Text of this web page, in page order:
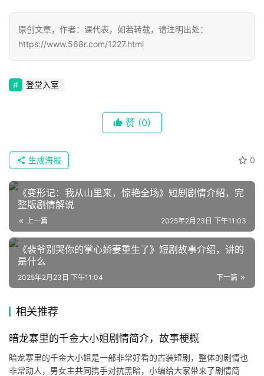
原创文章，作者：课代表，如若转载，请注明出处：
https://www.568r.com/1227.html
登堂入室
赞 (0)
0
生成海报
《变形记：我从山里来，惊艳全场》短剧剧情介绍，完
整版剧情解说
上一篇 2025年2月23日 下午11:03
《裴爷别哭你的掌心娇妻重生了》短剧故事介绍，讲的
是什么
下一篇
2025年2月23日 下午11:04
相关推荐
暗龙寨里的千金大小姐剧情简介，故事梗概
暗龙寨里的千金大小姐是一部非常好看的古装短剧，整体的剧情也
非常动人，男女主共同携手对抗黑暗，小编给大家带来了剧情简